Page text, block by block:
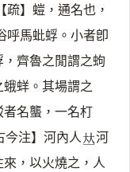
】螘，通名也，
呼馬蚍蜉。小者卽
齊魯之閒謂之蚼
蛘。其場謂之
名蠪，一名朾
今注】河內人𠀤河
，以火燒之，人